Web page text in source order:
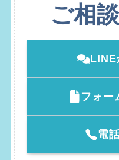
ご相
LINE
フォー
電